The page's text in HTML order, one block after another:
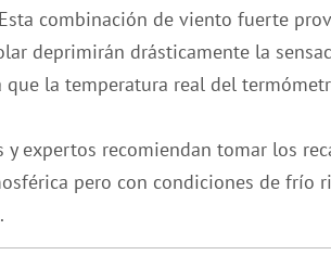
combinación de viento fuerte
deprimirán drásticamente la
que la temperatura real del
y expertos recomiendan tomar los
pero con condiciones de frío